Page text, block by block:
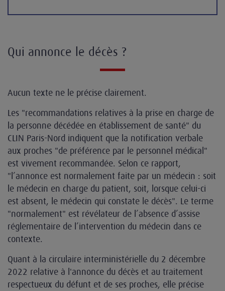
Qui annonce le décès ?
Aucun texte ne le précise clairement.
Les "recommandations relatives à la prise en charge de
la personne décédée en établissement de santé" du
CLIN Paris-Nord indiquent que la notification verbale
aux proches "de préférence par le personnel médical"
est vivement recommandée. Selon ce rapport,
"l’annonce est normalement faite par un médecin : soit
le médecin en charge du patient, soit, lorsque celui-ci
est absent, le médecin qui constate le décès". Le terme
"normalement" est révélateur de l’absence d’assise
réglementaire de l’intervention du médecin dans ce
contexte.
Quant à la circulaire interministérielle du 2 décembre
2022 relative à l'annonce du décès et au traitement
respectueux du défunt et de ses proches, elle précise